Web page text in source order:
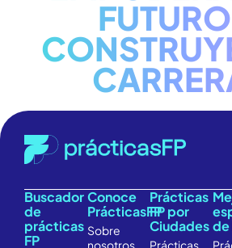
Buscador
de
prácticas
FP
Conoce
PrácticasFP
Sobre
nosotros
Prácticas
FP por
Ciudades
Prácticas
de